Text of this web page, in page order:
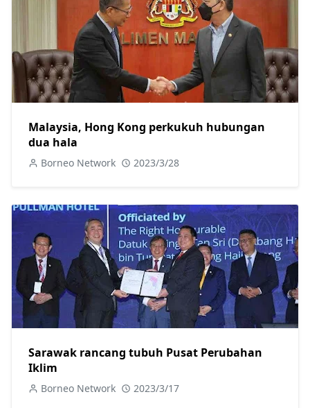
Malaysia, Hong Kong perkukuh hubungan
dua hala
Borneo Network 2023/3/28
Sarawak rancang tubuh Pusat Perubahan
Iklim
Borneo Network 2023/3/17